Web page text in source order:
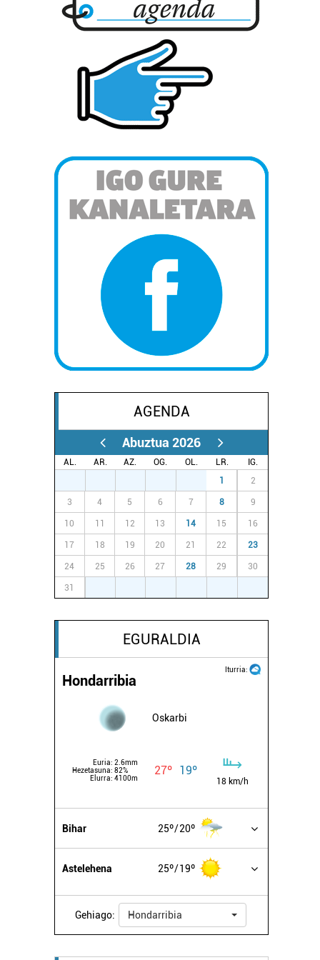
AGENDA
Abuztua 2026
AL. AR. AZ. OG. OL. LR.
IG.
1 2
3 4 5 6 7 8 9
10 11 12 13 14 15 16
17 18 19 20 21 22 23
24 25 26 27 28 29 30
31
EGURALDIA
Iturria:
Hondarribia
Oskarbi
Euria: 2.6mm
Hezetasuna: 82%
Elurra: 4100m
27º 19º
18 km/h
Bihar 25º 20º
Astelehena 25º 19º
Gehiago: Hondarribia